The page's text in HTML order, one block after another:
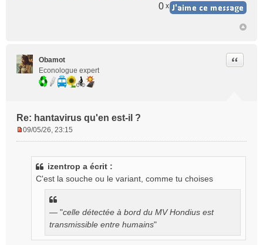
n
l
0 x
Obamot
Econologue expert
Re: hantavirus qu'en est-il ?
Citer
09/05/26, 23:15
izentrop a écrit :
C'est la souche ou le variant, comme tu choises
— "celle détectée à bord du MV Hondius est
transmissible entre humains"